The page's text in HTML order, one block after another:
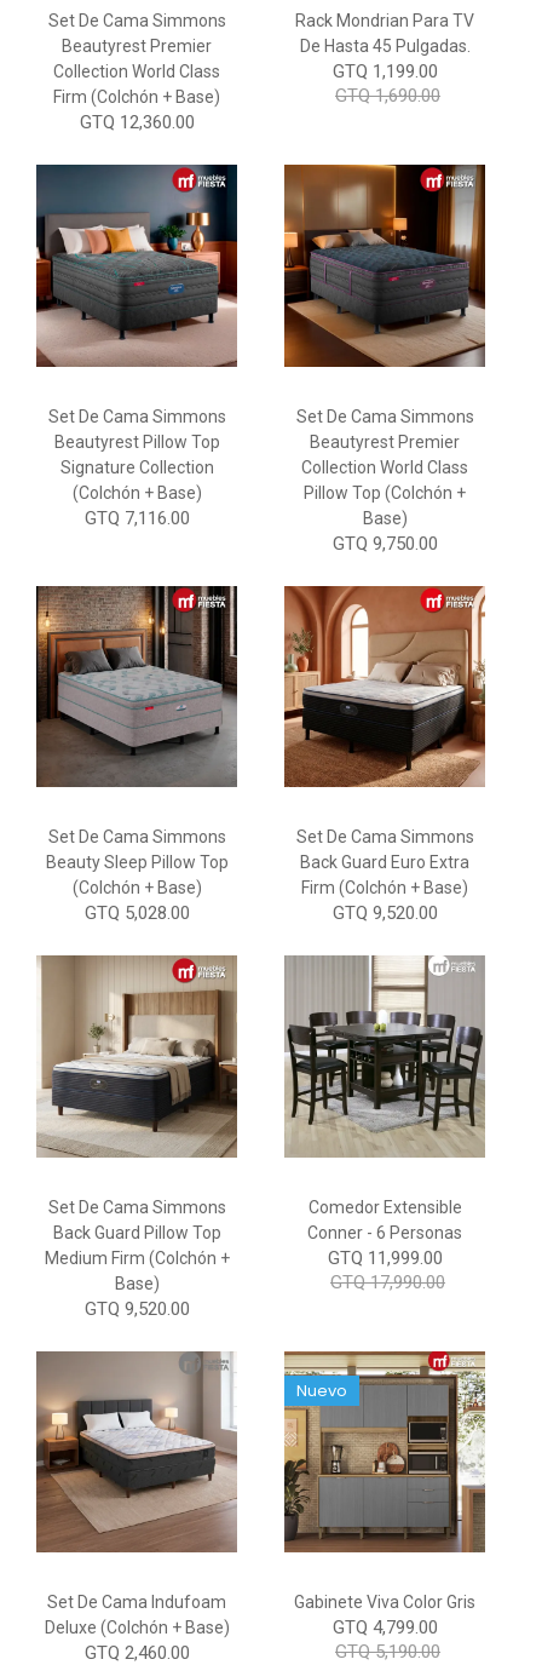
Set De Cama Simmons
Beautyrest Premier
Collection World Class
Firm (Colchón + Base)
GTQ 12,360.00
Rack Mondrian Para TV
De Hasta 45 Pulgadas.
GTQ 1,199.00
GTQ 1,690.00
Set De Cama Simmons
Beautyrest Pillow Top
Signature Collection
(Colchón + Base)
GTQ 7,116.00
Set De Cama Simmons
Beautyrest Premier
Collection World Class
Pillow Top (Colchón +
Base)
GTQ 9,750.00
Set De Cama Simmons
Beauty Sleep Pillow Top
(Colchón + Base)
GTQ 5,028.00
Set De Cama Simmons
Back Guard Euro Extra
Firm (Colchón + Base)
GTQ 9,520.00
Set De Cama Simmons
Back Guard Pillow Top
Medium Firm (Colchón +
Base)
GTQ 9,520.00
Comedor Extensible
Conner - 6 Personas
GTQ 11,999.00
GTQ 17,990.00
Set De Cama Indufoam
Deluxe (Colchón + Base)
GTQ 2,460.00
Gabinete Viva Color Gris
Nuevo
GTQ 4,799.00
GTQ 5,190.00